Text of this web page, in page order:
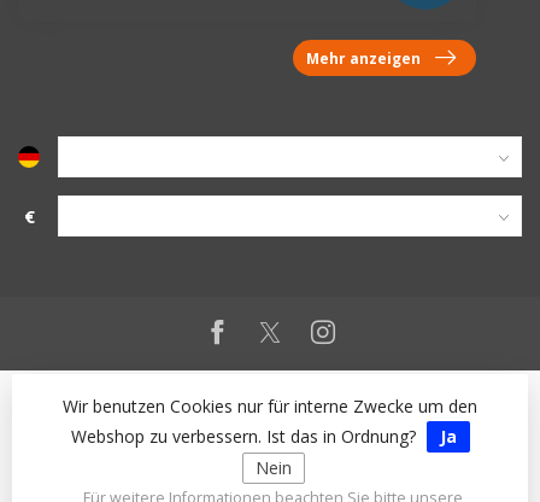
Mehr anzeigen
€
Wir benutzen Cookies nur für interne Zwecke um den
Webshop zu verbessern. Ist das in Ordnung?
Ja
Nein
Für weitere Informationen beachten Sie bitte unsere